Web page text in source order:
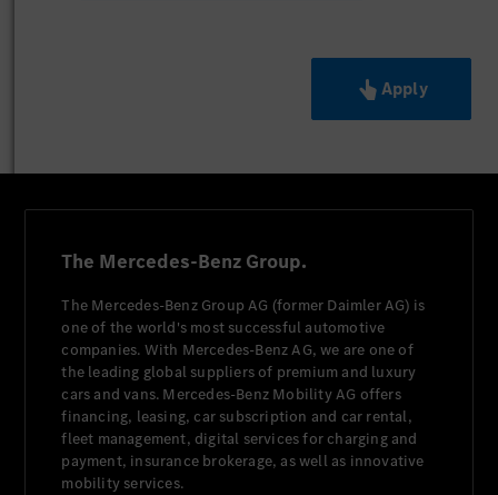
Apply
The Mercedes-Benz Group.
The Mercedes-Benz Group AG (former Daimler AG) is
one of the world's most successful automotive
companies. With Mercedes-Benz AG, we are one of
the leading global suppliers of premium and luxury
cars and vans. Mercedes-Benz Mobility AG offers
financing, leasing, car subscription and car rental,
fleet management, digital services for charging and
payment, insurance brokerage, as well as innovative
mobility services.